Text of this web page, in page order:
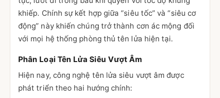
khiếp. Chính sự kết hợp giữa “siêu tốc” và “siêu cơ
động” này khiến chúng trở thành cơn ác mộng đối
với mọi hệ thống phòng thủ tên lửa hiện tại.
Phân Loại Tên Lửa Siêu Vượt Âm
Hiện nay, công nghệ tên lửa siêu vượt âm được
phát triển theo hai hướng chính: